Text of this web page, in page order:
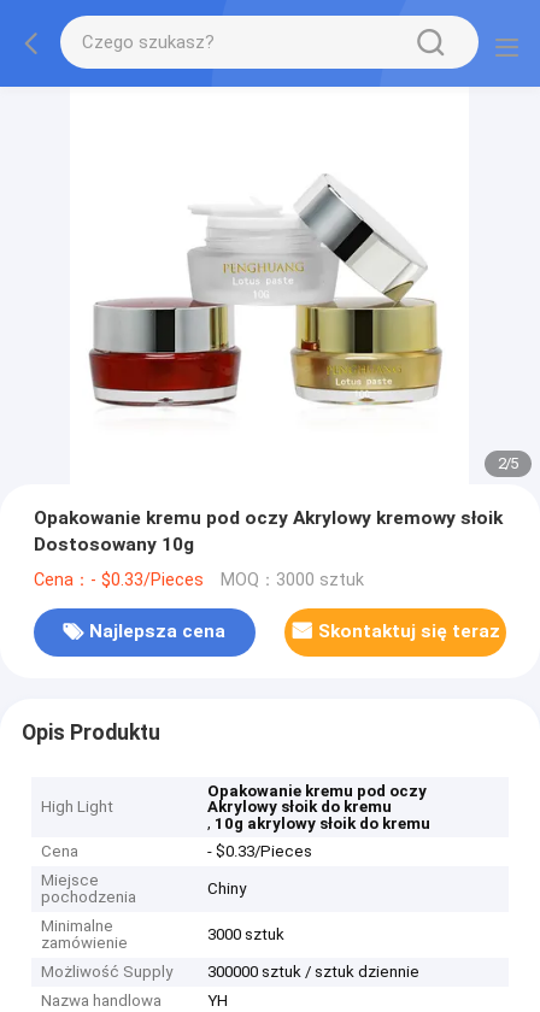
2/5
Opakowanie kremu pod oczy Akrylowy kremowy słoik
Dostosowany 10g
Cena：- $0.33/Pieces MOQ：3000 sztuk
Najlepsza cena Skontaktuj się teraz
Opis Produktu
High Light
Opakowanie kremu pod oczy
Akrylowy słoik do kremu
, 10g akrylowy słoik do kremu
Cena
- $0.33/Pieces
Miejsce
pochodzenia
Chiny
Minimalne
zamówienie
3000 sztuk
Możliwość Supply
300000 sztuk / sztuk dziennie
Nazwa handlowa
YH